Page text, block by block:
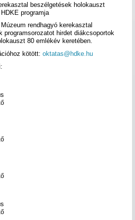
beszélgetések holokauszt
programja
rendhagyó kerekasztal
programsorozatot hirdet diákcsoportok
80 emlékév keretében.
kötött: oktatas@hdke.hu